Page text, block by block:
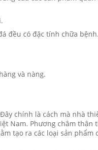
đều có đặc tính chữa bệnh.
và nàng.
chính là cách mà nhà
Nam. Phương châm thân
tạo ra các loại sản phẩm